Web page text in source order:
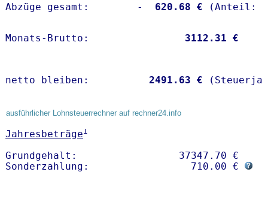
Abzüge gesamt:        -
  620.68 €
Monats-Brutto: 3112.31 €
netto bleiben: 2491.63 €
ausführlicher Lohnsteuerrechner auf rechner24.info
Jahresbeträge1
Grundgehalt:                 37347.70 €
Sonderzahlung:                 710.00 €